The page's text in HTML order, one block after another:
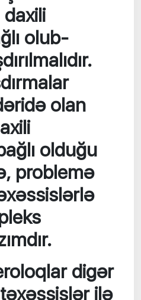
olub-
olan
olduğu
problemə
digər
ilə